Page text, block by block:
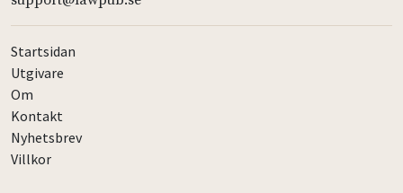
Startsidan
Utgivare
Om
Kontakt
Nyhetsbrev
Villkor